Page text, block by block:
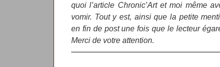
quoi l’article Chronic’Art et moi même
vomir. Tout y est, ainsi que la petite
en fin de post une fois que le lecteur
Merci de votre attention.